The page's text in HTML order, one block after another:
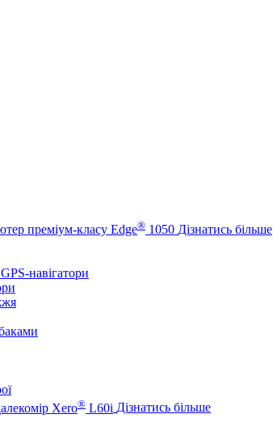
преміум-класу Edge® 1050 Дізнатись більше
навігатори
Xero® L60i Дізнатись більше